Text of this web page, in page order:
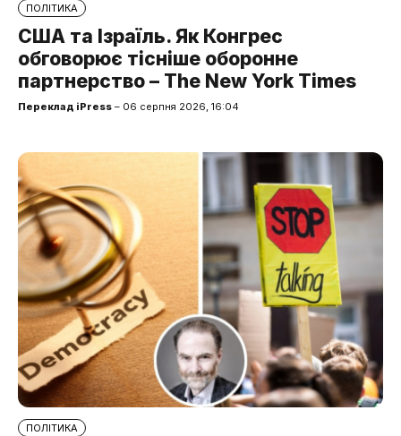
ПОЛІТИКА
США та Ізраїль. Як Конгрес
обговорює тісніше оборонне
партнерство – The New York Times
Переклад iPress – 06 серпня 2026, 16:04
ПОЛІТИКА